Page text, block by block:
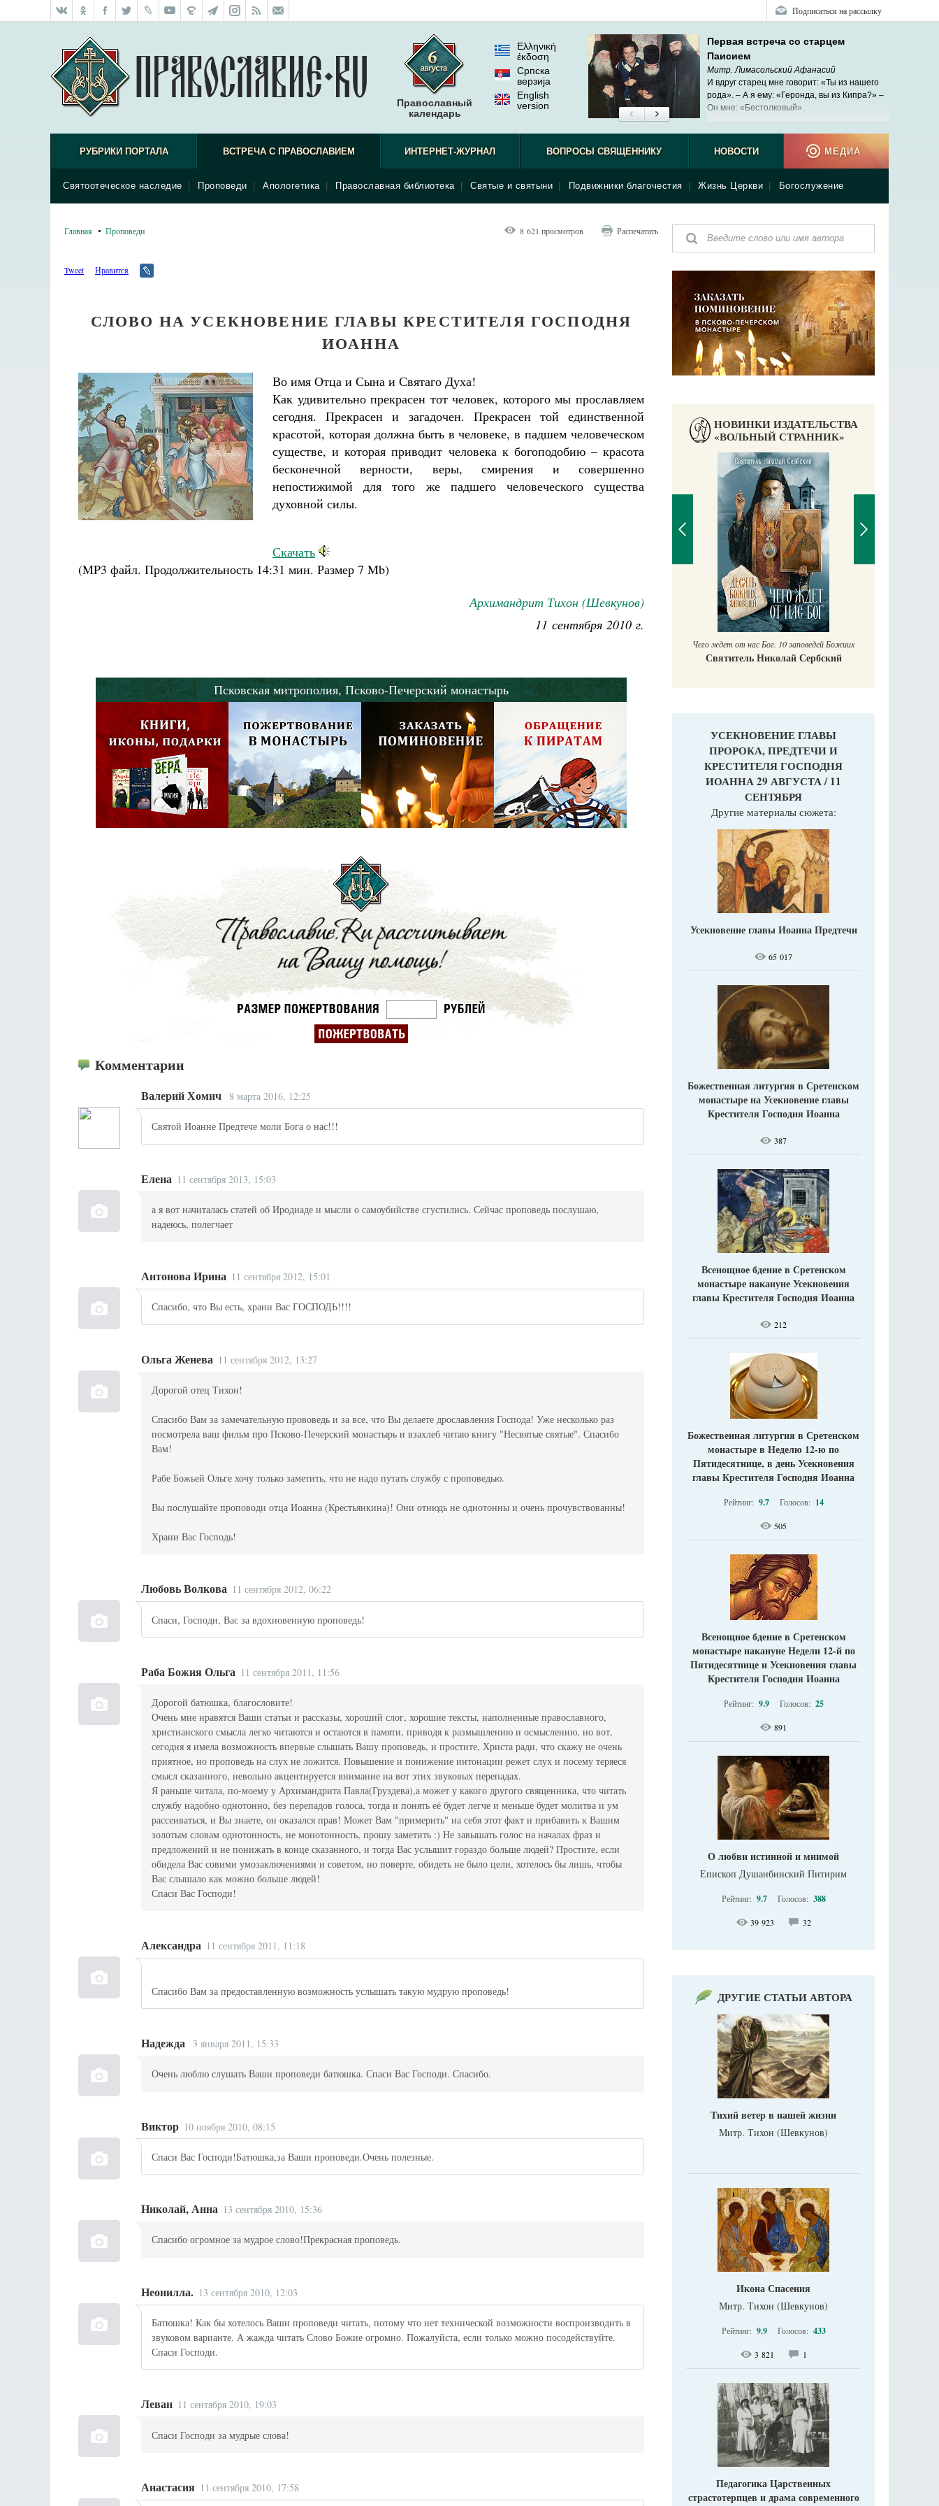
Подписаться на рассылку
Православный
календарь
Ελληνική
έκδοση
Српска
верзиjа
English
version
Первая встреча со старцем
Паисием
Митр. Лимасольский Афанасий
И вдруг старец мне говорит: «Ты из нашего
рода». – А я ему: «Геронда, вы из Кипра?» –
Он мне: «Бестолковый».
РУБРИКИ ПОРТАЛА ВСТРЕЧА С ПРАВОСЛАВИЕМ
Святоотеческое наследие Проповеди Апологетика Православная библиотека Святые и святыни Подвижники благочестия Жизнь Церкви Богослужение
ИНТЕРНЕТ-ЖУРНАЛ ВОПРОСЫ СВЯЩЕННИКУ НОВОСТИ МЕДИА
Главная Проповеди 8 621 просмотров Распечатать
Tweet Нравится
СЛОВО НА УСЕКНОВЕНИЕ ГЛАВЫ КРЕСТИТЕЛЯ ГОСПОДНЯ
ИОАННА
Во имя Отца и Сына и Святаго Духа!
Как удивительно прекрасен тот человек, которого мы прославляем
сегодня. Прекрасен и загадочен. Прекрасен той единственной
красотой, которая должна быть в человеке, в падшем человеческом
существе, и которая приводит человека к богоподобию – красота
бесконечной верности, веры, смирения и совершенно
непостижимой для того же падшего человеческого существа
духовной силы.
Скачать
(MP3 файл. Продолжительность 14:31 мин. Размер 7 Mb)
Архимандрит Тихон (Шевкунов)
11 сентября 2010 г.
Псковская митрополия, Псково-Печерский монастырь
Комментарии
Валерий Хомич 8 марта 2016, 12:25
Святой Иоанне Предтече моли Бога о нас!!!
Елена 11 сентября 2013, 15:03
а я вот начиталась статей об Иродиаде и мысли о самоубийстве сгустились. Сейчас проповедь послушаю,
надеюсь, полегчает
Антонова Ирина 11 сентября 2012, 15:01
Спасибо, что Вы есть, храни Вас ГОСПОДЬ!!!!
Ольга Женева 11 сентября 2012, 13:27
Дорогой отец Тихон!
Спасибо Вам за замечательную прововедь и за все, что Вы делаете дрославления Господа! Уже несколько раз
посмотрела ваш фильм про Псково-Печерский монастырь и взахлеб читаю книгу "Несвятые святые". Спасибо
Вам!
Рабе Божьей Ольге хочу только заметить, что не надо путать службу с проповедью.
Вы послушайте проповоди отца Иоанна (Крестьянкина)! Они отнюдь не однотонны и очень прочувствованны!
Храни Вас Господь!
Любовь Волкова 11 сентября 2012, 06:22
Спаси, Господи, Вас за вдохновенную проповедь!
Раба Божия Ольга 11 сентября 2011, 11:56
Дорогой батюшка, благословите!
Очень мне нравятся Ваши статьи и рассказы, хороший слог, хорошие тексты, наполненные православного,
христианского смысла легко читаются и остаются в памяти, приводя к размышлению и осмыслению, но вот,
сегодня я имела возможность впервые слышать Вашу проповедь, и простите, Христа ради, что скажу не очень
приятное, но проповедь на слух не ложится. Повышение и понижение интонации режет слух и посему теряеся
смысл сказанного, невольно акцентируется внимание на вот этих звуковых перепадах.
Я раньше читала, по-моему у Архимандрита Павла(Груздева),а может у какого другого священника, что читать
службу надобно однотонно, без перепадов голоса, тогда и понять её будет легче и меньше будет молитва и ум
рассеиваться, и Вы знаете, он оказался прав! Может Вам "примерить" на себя этот факт и прибавить к Вашим
золотым словам однотонность, не монотонность, прошу заметить :) Не завышать голос на началах фраз и
предложений и не понижать в конце сказанного, и тогда Вас услышит гораздо больше людей? Простите, если
обидела Вас совими умозаключениями и советом, но поверте, обидеть не было цели, хотелось бы лишь, чтобы
Вас слышало как можно больше людей!
Спаси Вас Господи!
Александра 11 сентября 2011, 11:18
Спасибо Вам за предоставленную возможность услышать такую мудрую проповедь!
Надежда 3 января 2011, 15:33
Очень люблю слушать Ваши проповеди батюшка. Спаси Вас Господи. Спасибо.
Виктор 10 ноября 2010, 08:15
Спаси Вас Господи!Батюшка,за Ваши проповеди.Очень полезные.
Николай, Анна 13 сентября 2010, 15:36
Спасибо огромное за мудрое слово!Прекрасная проповедь.
Неонилла. 13 сентября 2010, 12:03
Батюшка! Как бы хотелось Ваши проповеди читать, потому что нет технической возможности воспроизводить в
звуковом варианте. А жажда читать Слово Божие огромно. Пожалуйста, если только можно посодействуйте.
Спаси Господи.
Леван 11 сентября 2010, 19:03
Спаси Господи за мудрые слова!
Анастасия 11 сентября 2010, 17:58
НОВИНКИ ИЗДАТЕЛЬСТВА
«ВОЛЬНЫЙ СТРАННИК»
святого
Чего ждет от нас Бог. 10 заповедей Божиих
Святитель Николай Сербский
УСЕКНОВЕНИЕ ГЛАВЫ
ПРОРОКА, ПРЕДТЕЧИ И
КРЕСТИТЕЛЯ ГОСПОДНЯ
ИОАННА 29 АВГУСТА / 11
СЕНТЯБРЯ
Другие материалы сюжета:
Усекновение главы Иоанна Предтечи
65 017
Божественная литургия в Сретенском
монастыре на Усекновение главы
Крестителя Господня Иоанна
387
Всенощное бдение в Сретенском
монастыре накануне Усекновения
главы Крестителя Господня Иоанна
212
Божественная литургия в Сретенском
монастыре в Неделю 12-ю по
Пятидесятнице, в день Усекновения
главы Крестителя Господня Иоанна
Рейтинг: 9.7 Голосов: 14
505
Всенощное бдение в Сретенском
монастыре накануне Недели 12-й по
Пятидесятнице и Усекновения главы
Крестителя Господня Иоанна
Рейтинг: 9.9 Голосов: 25
891
О любви истинной и мнимой
Епископ Душанбинский Питирим
Рейтинг: 9.7 Голосов: 388
39 923 32
ДРУГИЕ СТАТЬИ АВТОРА
Тихий ветер в нашей жизни
Митр. Тихон (Шевкунов)
Икона Спасения
Митр. Тихон (Шевкунов)
Рейтинг: 9.9 Голосов: 433
3 821 1
Педагогика Царственных
страстотерпцев и драма современного